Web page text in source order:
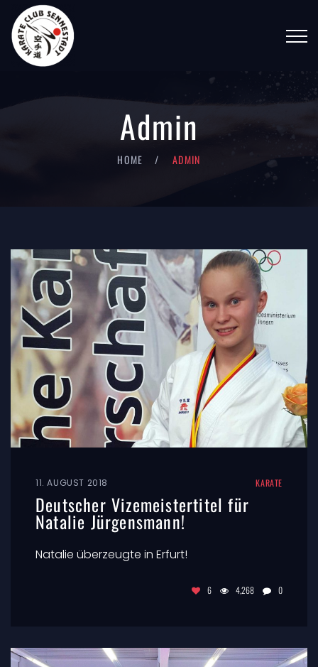
Admin
HOME ADMIN
11. AUGUST 2018 KARATE
Deutscher Vizemeistertitel für
Natalie Jürgensmann!
Natalie überzeugte in Erfurt!
6 4,268 0